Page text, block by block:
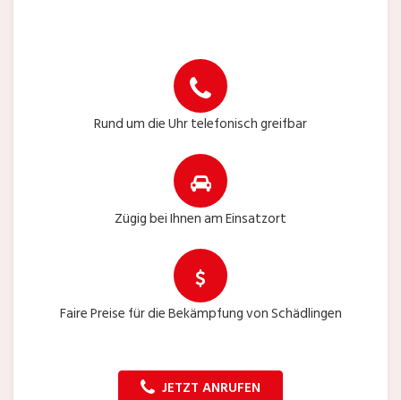
Rund um die Uhr telefonisch greifbar
Zügig bei Ihnen am Einsatzort
Faire Preise für die Bekämpfung von Schädlingen
JETZT ANRUFEN